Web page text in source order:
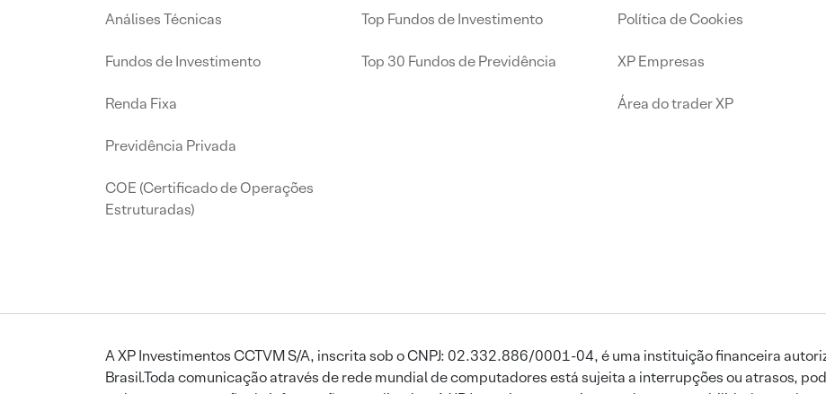
Análises Técnicas
Fundos de Investimento
Renda Fixa
Previdência Privada
COE (Certificado de Operações
Estruturadas)
Top Fundos de Investimento
Top 30 Fundos de Previdência
Política de Cookies
XP Empresas
Área do trader XP
A XP Investimentos CCTVM S/A, inscrita sob o CNPJ: 02.332.886/0001-04, é uma instituição financeira
Brasil.Toda comunicação através de rede mundial de computadores está sujeita a interrupções ou atrasos,